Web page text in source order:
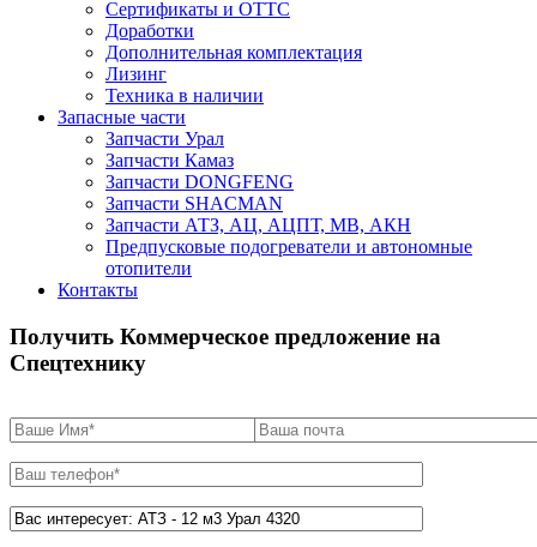
Сертификаты и ОТТС
Доработки
Дополнительная комплектация
Лизинг
Техника в наличии
Запасные части
Запчасти Урал
Запчасти Камаз
Запчасти DONGFENG
Запчасти SHACMAN
Запчасти АТЗ, АЦ, АЦПТ, МВ, АКН
Предпусковые подогреватели и автономные
отопители
Контакты
Получить Коммерческое предложение на
Спецтехнику